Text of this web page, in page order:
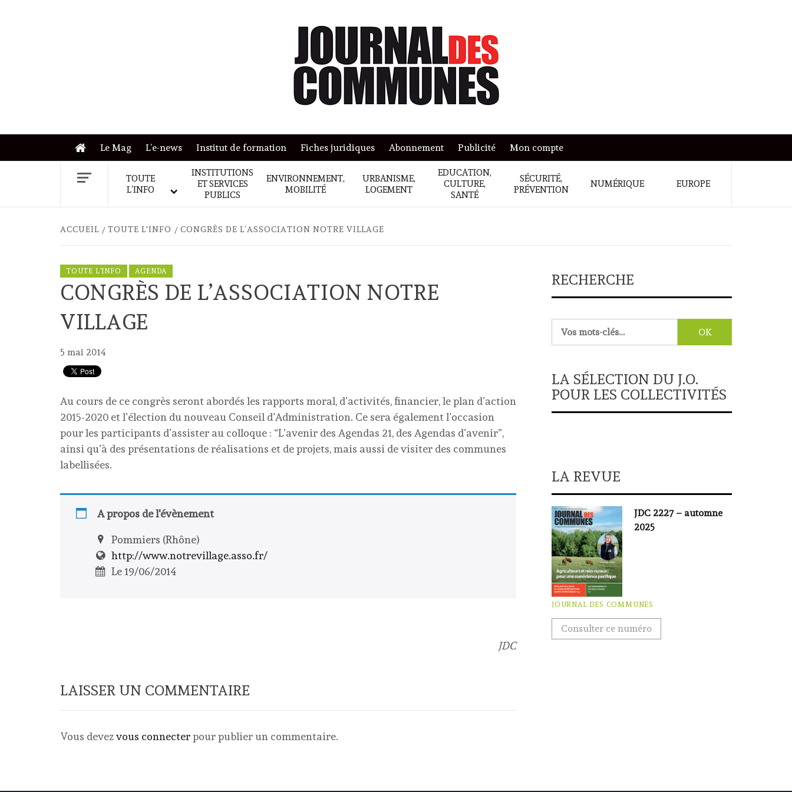
Le Mag L’e-news Institut de formation Fiches juridiques Abonnement Publicité Mon compte
TOUTE
L’INFO
INSTITUTIONS
ET SERVICES
PUBLICS
ENVIRONNEMENT,
MOBILITÉ
URBANISME,
LOGEMENT
EDUCATION,
CULTURE,
SANTÉ
SÉCURITÉ,
PRÉVENTION
NUMÉRIQUE EUROPE
ACCUEIL TOUTE L'INFO CONGRÈS DE L’ASSOCIATION NOTRE VILLAGE
TOUTE L'INFO AGENDA
CONGRÈS DE L’ASSOCIATION NOTRE
VILLAGE
5 mai 2014
Au cours de ce congrès seront abordés les rapports moral, d’activités, financier, le plan d’action
2015-2020 et l’élection du nouveau Conseil d’Administration. Ce sera également l’occasion
pour les participants d’assister au colloque : “L’avenir des Agendas 21, des Agendas d’avenir”,
ainsi qu’à des présentations de réalisations et de projets, mais aussi de visiter des communes
labellisées.
A propos de l'évènement
Pommiers (Rhône)
http://www.notrevillage.asso.fr/
Le 19/06/2014
JDC
LAISSER UN COMMENTAIRE
Vous devezvous connecterpour publier un commentaire.
RECHERCHE
LA SÉLECTION DU J.O.
POUR LES COLLECTIVITÉS
LA REVUE
JDC 2227 – automne
2025
JOURNAL DES COMMUNES
Consulter ce numéro